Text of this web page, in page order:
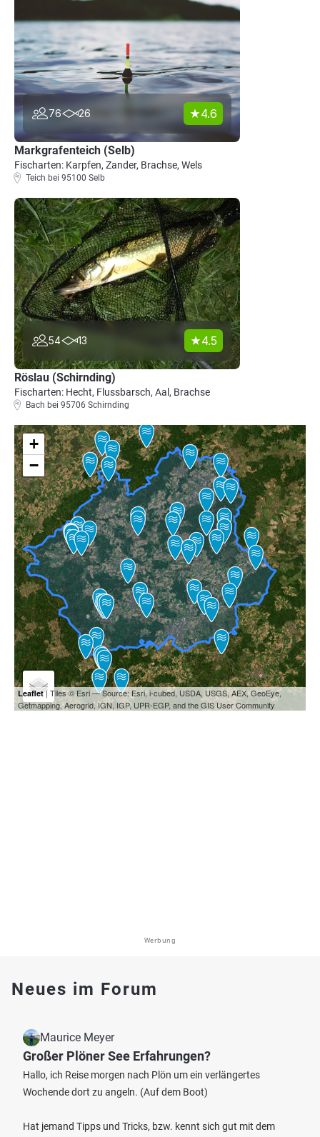
76 26 4.6
Markgrafenteich (Selb)
Fischarten: Karpfen, Zander, Brachse, Wels
Teich bei 95100 Selb
54 13 4.5
Röslau (Schirnding)
Fischarten: Hecht, Flussbarsch, Aal, Brachse
Bach bei 95706 Schirnding
+
−
Leaflet| Tiles © Esri — Source: Esri, i-cubed, USDA, USGS, AEX, GeoEye,
Getmapping, Aerogrid, IGN, IGP, UPR-EGP, and the GIS User Community
Werbung
Neues im Forum
Maurice Meyer
Großer Plöner See Erfahrungen?
Hallo, ich Reise morgen nach Plön um ein verlängertes
Wochende dort zu angeln. (Auf dem Boot)
Hat jemand Tipps und Tricks, bzw. kennt sich gut mit dem